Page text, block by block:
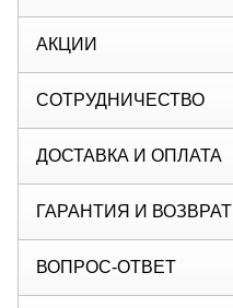
АКЦИИ
СОТРУДНИЧЕСТВО
ДОСТАВКА И ОПЛАТА
ГАРАНТИЯ И ВОЗВРАТ
ВОПРОС-ОТВЕТ